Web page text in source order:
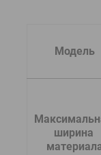
Модель
ширина